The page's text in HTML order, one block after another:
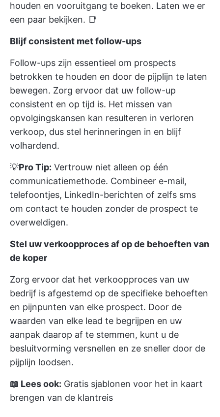
houden en vooruitgang te boeken. Laten we er
een paar bekijken. 📑
Blijf consistent met follow-ups
Follow-ups zijn essentieel om prospects
betrokken te houden en door de pijplijn te laten
bewegen. Zorg ervoor dat uw follow-up
consistent en op tijd is. Het missen van
opvolgingskansen kan resulteren in verloren
verkoop, dus stel herinneringen in en blijf
volhardend.
💡Pro Tip: Vertrouw niet alleen op één
communicatiemethode. Combineer e-mail,
telefoontjes, LinkedIn-berichten of zelfs sms
om contact te houden zonder de prospect te
overweldigen.
Stel uw verkoopproces af op de behoeften van
de koper
Zorg ervoor dat het verkoopproces van uw
bedrijf is afgestemd op de specifieke behoeften
en pijnpunten van elke prospect. Door de
waarden van elke lead te begrijpen en uw
aanpak daarop af te stemmen, kunt u de
besluitvorming versnellen en ze sneller door de
pijplijn loodsen.
📖 Lees ook: Gratis sjablonen voor het in kaart
brengen van de klantreis